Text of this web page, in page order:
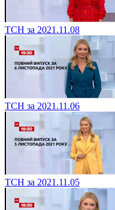
ТСН за 2021.11.08
ТСН за 2021.11.06
ТСН за 2021.11.05